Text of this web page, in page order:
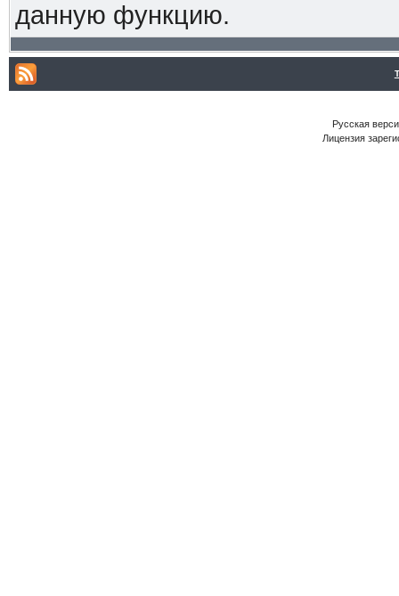
данную функцию.
Русская
Лицензия